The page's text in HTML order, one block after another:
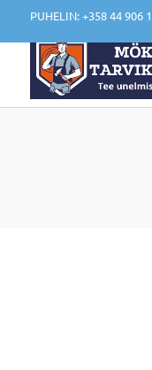
PUHELIN: +358 44 906